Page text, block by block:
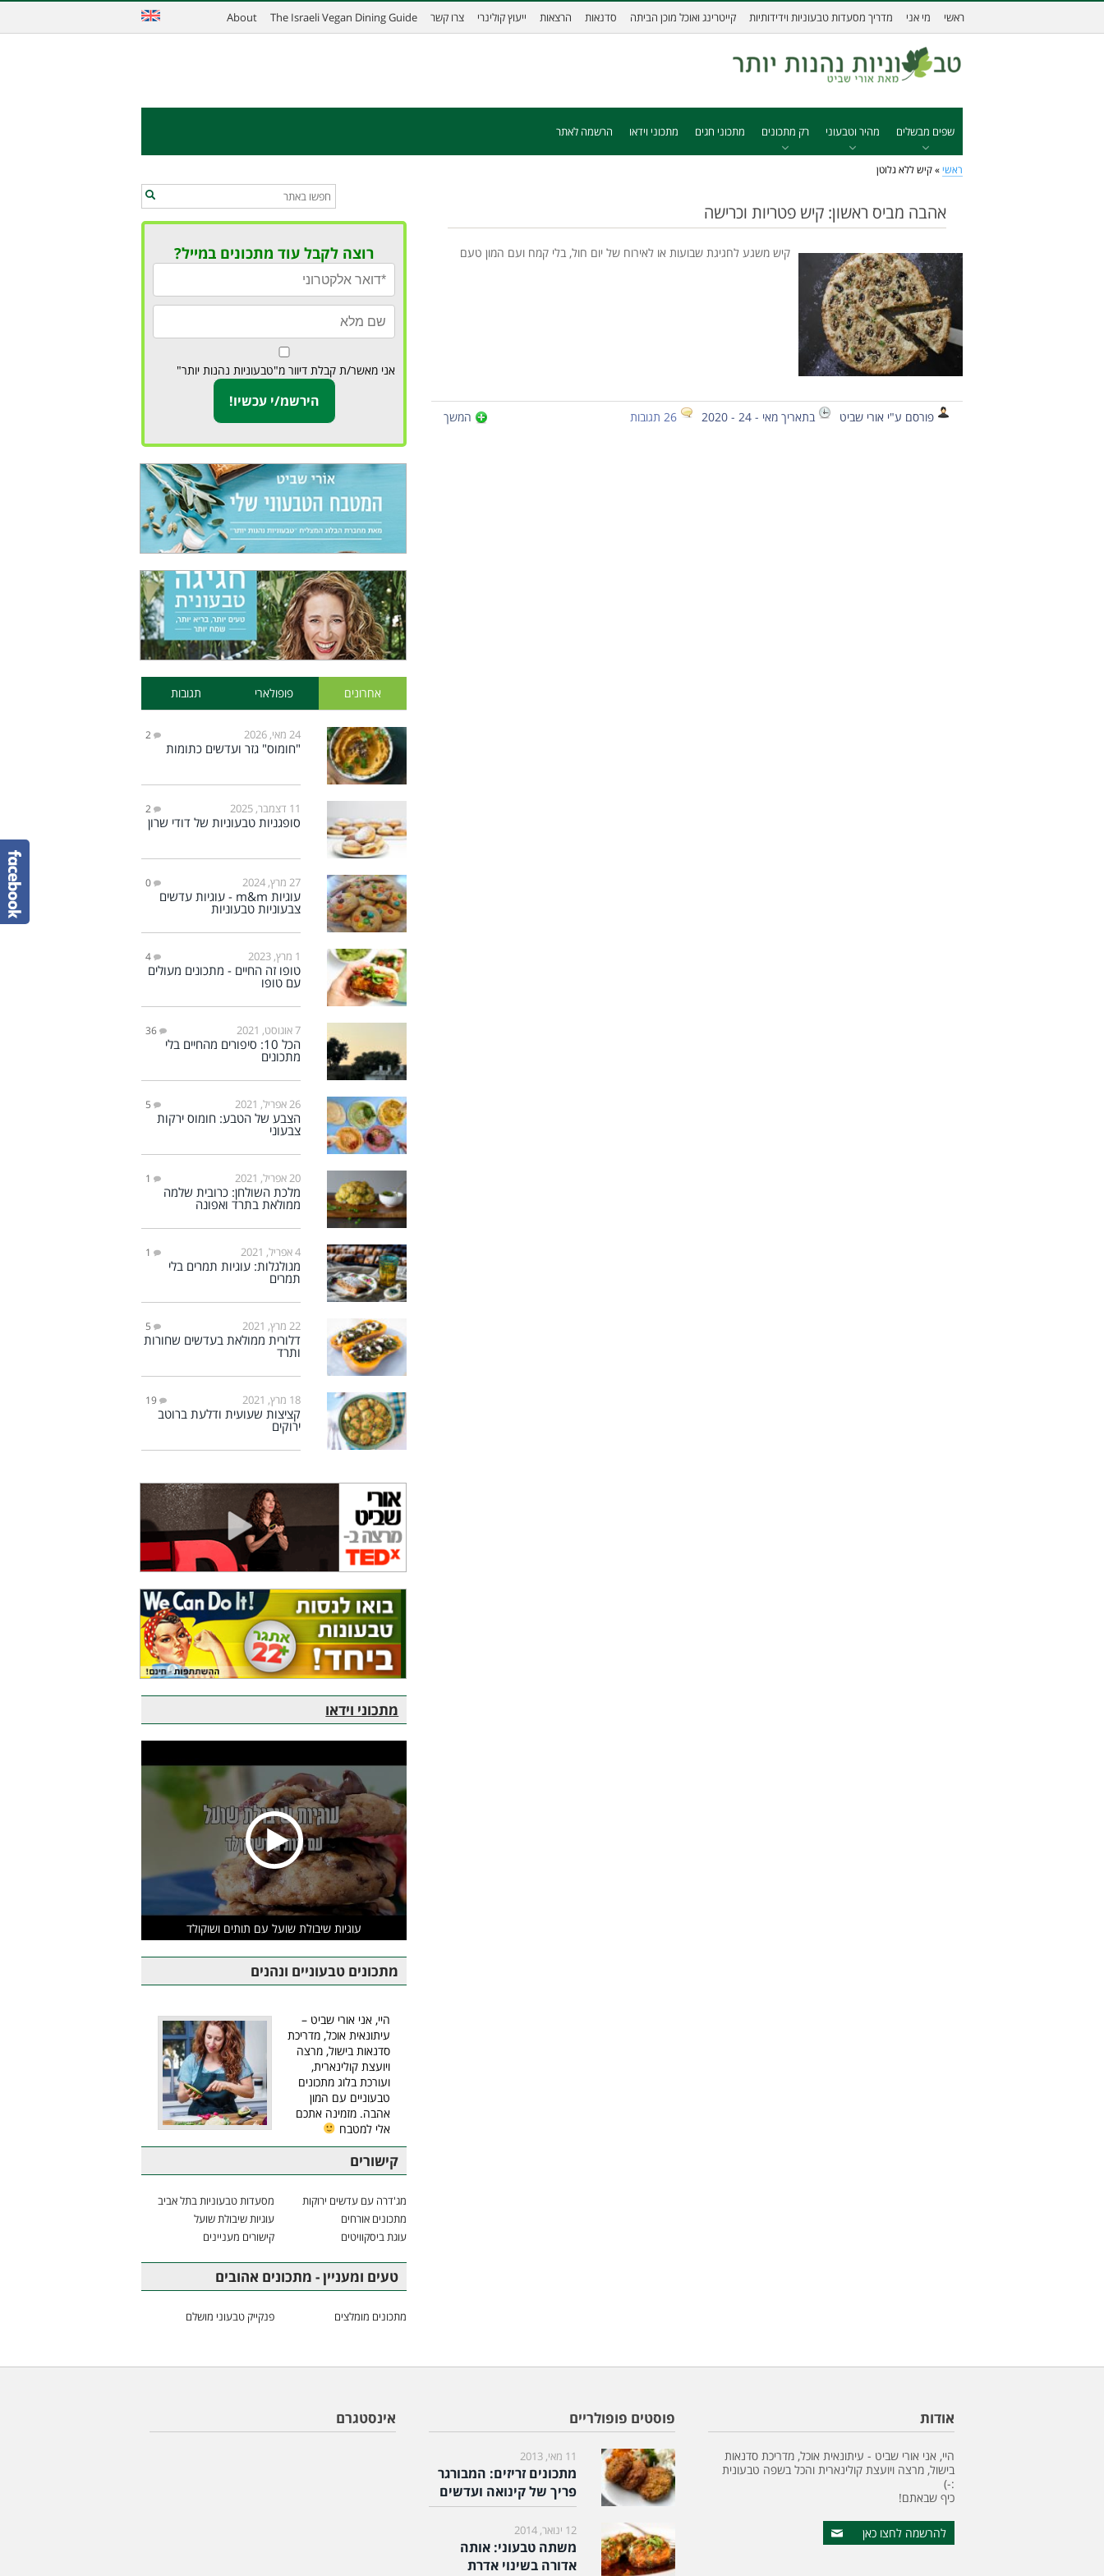
ראשי מי אני מדריך מסעדות טבעוניות וידידותיות קייטרינג ואוכל מוכן הביתה סדנאות הרצאות ייעוץ קולינרי צרו קשר The Israeli Vegan Dining Guide
About
שפים מבשלים מהיר וטבעוני רק מתכונים מתכוני חגים מתכוני וידאו הרשמה לאתר
ראשי » קיש ללא גלוטן
אהבה מביס ראשון: קיש פטריות וכרישה
קיש משגע לחגיגת שבועות או לאירוח של יום חול, בלי קמח ועם המון טעם
פורסם ע"י אורי שביט בתאריך מאי - 24 - 2020 26 תגובות המשך
רוצה לקבל עוד מתכונים במייל?
אני מאשר/ת קבלת דיוור מ"טבעוניות נהנות יותר"
אחרונים פופולארי תגובות
24 מאי, 2026 2
"חומוס" גזר ועדשים כתומות
11 דצמבר, 2025 2
סופגניות טבעוניות של דודי שרון
27 מרץ, 2024 0
עוגיות m&m - עוגיות עדשים
צבעוניות טבעוניות
1 מרץ, 2023 4
טופו זה החיים - מתכונים מעולים
עם טופו
7 אוגוסט, 2021 36
הכל 10: סיפורים מהחיים בלי
מתכונים
26 אפריל, 2021 5
הצבע של הטבע: חומוס ירקות
צבעוני
20 אפריל, 2021 1
מלכת השולחן: כרובית שלמה
ממולאת בתרד ואפונה
4 אפריל, 2021 1
מגולגלות: עוגיות תמרים בלי
תמרים
22 מרץ, 2021 5
דלורית ממולאת בעדשים שחורות
ותרד
18 מרץ, 2021 19
קציצות שעועית ודלעת ברוטב
ירוקים
מתכוני וידאו
עוגיות שיבולת שועל עם תותים ושוקולד
מתכונים טבעוניים ונהנים
היי, אני אורי שביט –
עיתונאית אוכל, מדריכת
סדנאות בישול, מרצה
ויועצת קולינארית,
ועורכת בלוג מתכונים
טבעוניים עם המון
אהבה. מזמינה אתכם
אלי למטבח
קישורים
מג'דרה עם עדשים ירוקות
מסעדות טבעוניות בתל אביב
מתכונים אורחים
עוגיות שיבולת שועל
עוגת ביסקוויטים
קישורים מעניינים
טעים ומעניין - מתכונים אהובים
מתכונים מומלצים פנקייק טבעוני מושלם
אודות
היי, אני אורי שביט - עיתונאית אוכל, מדריכת סדנאות
בישול, מרצה ויועצת קולינארית והכל בשפה טבעונית
:-)
כיף שבאתם!
להרשמה לחצו כאן
פוסטים פופולריים
11 מאי, 2013
מתכונים זריזים: המבורגר
פריך של קינואה ועדשים
12 ינואר, 2014
משתה טבעוני: אותה
אדורה בשינוי אדרת
אינסטגרם